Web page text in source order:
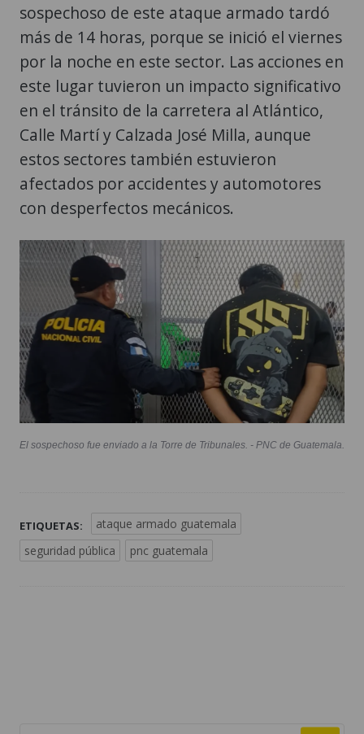
sospechoso de este ataque armado tardó
más de 14 horas, porque se inició el viernes
por la noche en este sector. Las acciones en
este lugar tuvieron un impacto significativo
en el tránsito de la carretera al Atlántico,
Calle Martí y Calzada José Milla, aunque
estos sectores también estuvieron
afectados por accidentes y automotores
con desperfectos mecánicos.
El sospechoso fue enviado a la Torre de Tribunales. - PNC de Guatemala.
ETIQUETAS:
ataque armado guatemala
seguridad pública
pnc guatemala